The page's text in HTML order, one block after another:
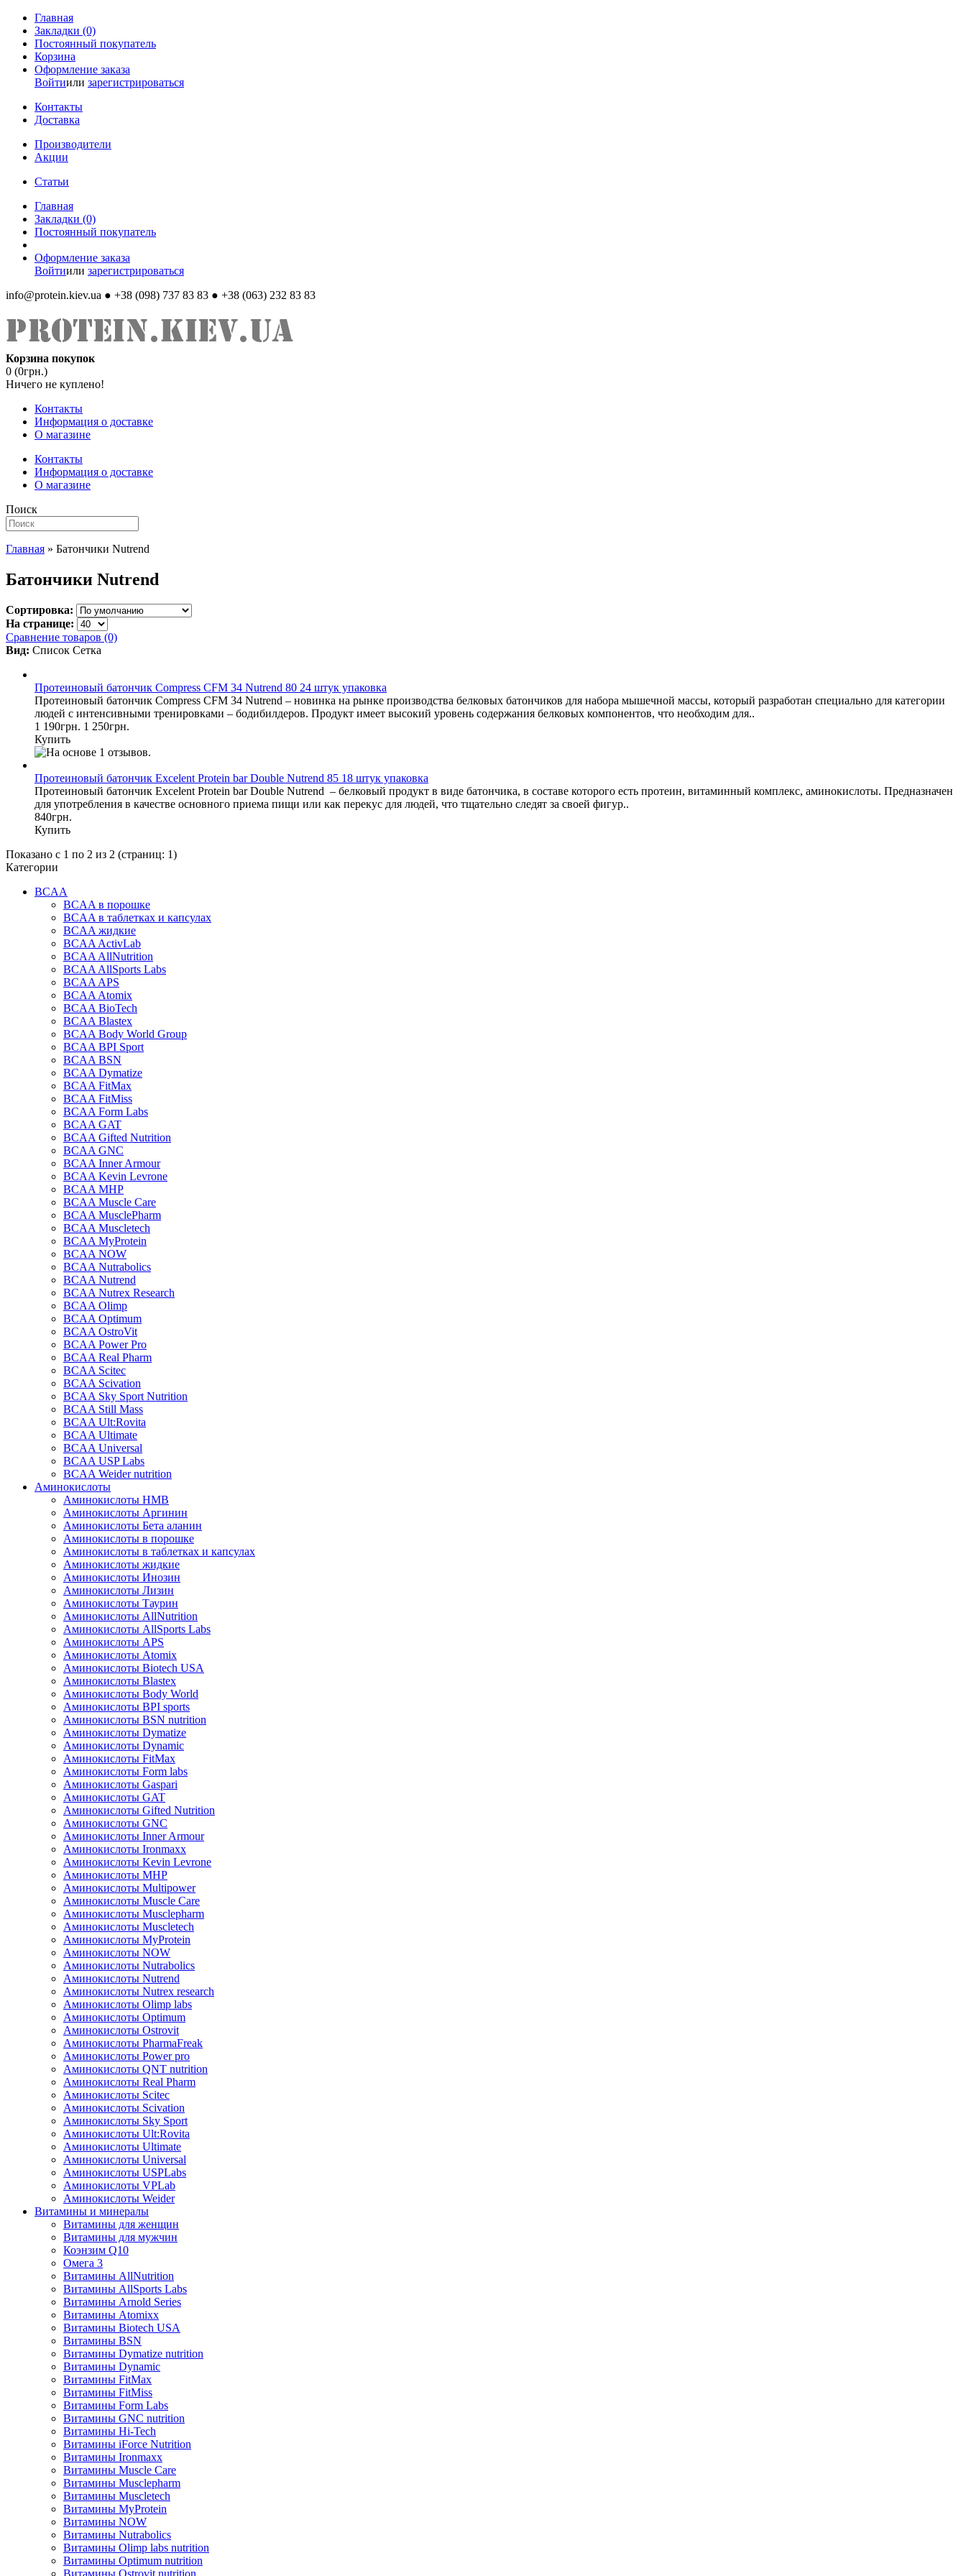
Главная
Закладки (0)
Постоянный покупатель
Корзина
Оформление заказа
Войтиили зарегистрироваться
Контакты
Доставка
Производители
Акции
Статьи
Главная
Закладки (0)
Постоянный покупатель
Оформление заказа
Войтиили зарегистрироваться
info@protein.kiev.ua ● +38 (098) 737 83 83 ● +38 (063) 232 83 83
Корзина покупок
0 (0грн.)
Ничего не куплено!
Контакты
Информация о доставке
О магазине
Контакты
Информация о доставке
О магазине
Поиск
Главная » Батончики Nutrend
Батончики Nutrend
Сортировка:
На странице:
Сравнение товаров (0)
Вид: Список Сетка
Протеиновый батончик Compress CFM 34 Nutrend 80 24 штук упаковка
Протеиновый батончик Compress CFM 34 Nutrend – новинка на рынке производства белковых батончиков для набора мышечной массы, который разработан специально для категории
людей с интенсивными тренировками – бодибилдеров. Продукт имеет высокий уровень содержания белковых компонентов, что необходим для..
1 190грн. 1 250грн.
Купить
Протеиновый батончик Excelent Protein bar Double Nutrend 85 18 штук упаковка
Протеиновый батончик Excelent Protein bar Double Nutrend – белковый продукт в виде батончика, в составе которого есть протеин, витаминный комплекс, аминокислоты. Предназначен
для употребления в качестве основного приема пищи или как перекус для людей, что тщательно следят за своей фигур..
840грн.
Купить
Показано с 1 по 2 из 2 (страниц: 1)
Категории
BCAA
BCAA в порошке
BCAA в таблетках и капсулах
BCAA жидкие
BCAA ActivLab
BCAA AllNutrition
BCAA AllSports Labs
BCAA APS
BCAA Atomix
BCAA BioTech
BCAA Blastex
BCAA Body World Group
BCAA BPI Sport
BCAA BSN
BCAA Dymatize
BCAA FitMax
BCAA FitMiss
BCAA Form Labs
BCAA GAT
BCAA Gifted Nutrition
BCAA GNC
BCAA Inner Armour
BCAA Kevin Levrone
BCAA MHP
BCAA Muscle Care
BCAA MusclePharm
BCAA Muscletech
BCAA MyProtein
BCAA NOW
BCAA Nutrabolics
BCAA Nutrend
BCAA Nutrex Research
BCAA Olimp
BCAA Optimum
BCAA OstroVit
BCAA Power Pro
BCAA Real Pharm
BCAA Scitec
BCAA Scivation
BCAA Sky Sport Nutrition
BCAA Still Mass
BCAA Ult:Rovita
BCAA Ultimate
BCAA Universal
BCAA USP Labs
BCAA Weider nutrition
Аминокислоты
Аминокислоты HMB
Аминокислоты Аргинин
Аминокислоты Бета аланин
Аминокислоты в порошке
Аминокислоты в таблетках и капсулах
Аминокислоты жидкие
Аминокислоты Инозин
Аминокислоты Лизин
Аминокислоты Таурин
Аминокислоты AllNutrition
Аминокислоты AllSports Labs
Аминокислоты APS
Аминокислоты Atomix
Аминокислоты Biotech USA
Аминокислоты Blastex
Аминокислоты Body World
Аминокислоты BPI sports
Аминокислоты BSN nutrition
Аминокислоты Dymatize
Аминокислоты Dynamic
Аминокислоты FitMax
Аминокислоты Form labs
Аминокислоты Gaspari
Аминокислоты GAT
Аминокислоты Gifted Nutrition
Аминокислоты GNC
Аминокислоты Inner Armour
Аминокислоты Ironmaxx
Аминокислоты Kevin Levrone
Аминокислоты MHP
Аминокислоты Multipower
Аминокислоты Muscle Care
Аминокислоты Musclepharm
Аминокислоты Muscletech
Аминокислоты MyProtein
Аминокислоты NOW
Аминокислоты Nutrabolics
Аминокислоты Nutrend
Аминокислоты Nutrex research
Аминокислоты Olimp labs
Аминокислоты Optimum
Аминокислоты Ostrovit
Аминокислоты PharmaFreak
Аминокислоты Power pro
Аминокислоты QNT nutrition
Аминокислоты Real Pharm
Аминокислоты Scitec
Аминокислоты Scivation
Аминокислоты Sky Sport
Аминокислоты Ult:Rovita
Аминокислоты Ultimate
Аминокислоты Universal
Аминокислоты USPLabs
Аминокислоты VPLab
Аминокислоты Weider
Витамины и минералы
Витамины для женщин
Витамины для мужчин
Коэнзим Q10
Омега 3
Витамины AllNutrition
Витамины AllSports Labs
Витамины Arnold Series
Витамины Atomixx
Витамины Biotech USA
Витамины BSN
Витамины Dymatize nutrition
Витамины Dynamic
Витамины FitMax
Витамины FitMiss
Витамины Form Labs
Витамины GNC nutrition
Витамины Hi-Tech
Витамины iForce Nutrition
Витамины Ironmaxx
Витамины Muscle Care
Витамины Musclepharm
Витамины Muscletech
Витамины MyProtein
Витамины NOW
Витамины Nutrabolics
Витамины Olimp labs nutrition
Витамины Optimum nutrition
Витамины Ostrovit nutrition